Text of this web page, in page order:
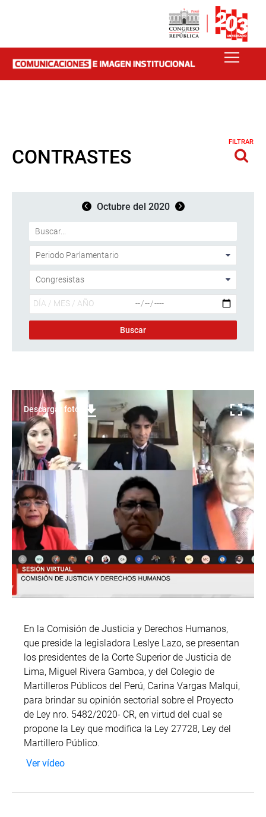
CONTRASTES
FILTRAR
Octubre del 2020
Descargar foto
En la Comisión de Justicia y Derechos Humanos,
que preside la legisladora Leslye Lazo, se presentan
los presidentes de la Corte Superior de Justicia de
Lima, Miguel Rivera Gamboa, y del Colegio de
Martilleros Públicos del Perú, Carina Vargas Malqui,
para brindar su opinión sectorial sobre el Proyecto
de Ley nro. 5482/2020- CR, en virtud del cual se
propone la Ley que modifica la Ley 27728, Ley del
Martillero Público.
Ver vídeo